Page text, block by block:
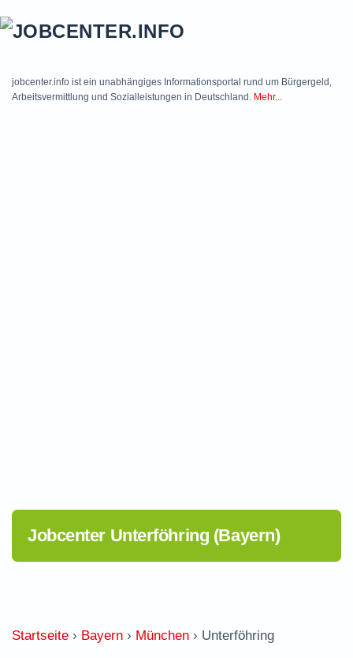
jobcenter.info ist ein unabhängiges Informationsportal rund um Bürgergeld,
Arbeitsvermittlung und Sozialleistungen in Deutschland. Mehr...
Jobcenter Unterföhring (Bayern)
Startseite › Bayern › München › Unterföhring